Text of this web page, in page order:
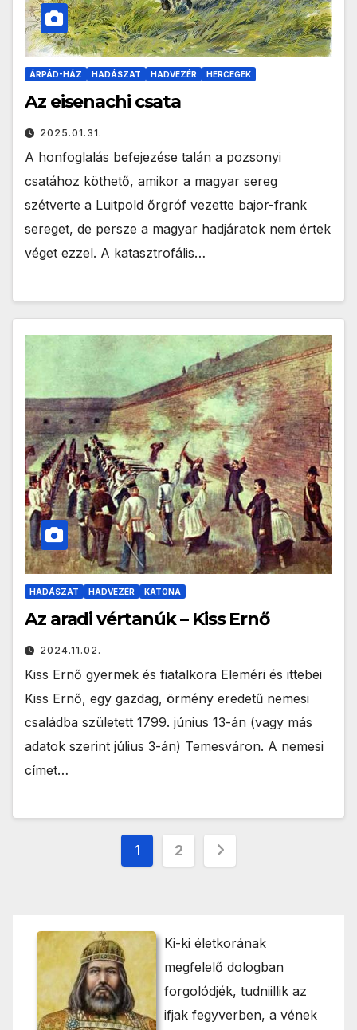
ÁRPÁD-HÁZ HADÁSZAT HADVEZÉR HERCEGEK
Az eisenachi csata
2025.01.31.
A honfoglalás befejezése talán a pozsonyi
csatához köthető, amikor a magyar sereg
szétverte a Luitpold őrgróf vezette bajor-frank
sereget, de persze a magyar hadjáratok nem értek
véget ezzel. A katasztrofális…
HADÁSZAT HADVEZÉR KATONA
Az aradi vértanúk – Kiss Ernő
2024.11.02.
Kiss Ernő gyermek és fiatalkora Eleméri és ittebei
Kiss Ernő, egy gazdag, örmény eredetű nemesi
családba született 1799. június 13-án (vagy más
adatok szerint július 3-án) Temesváron. A nemesi
címet…
Bejegyzések
1 2
Ki-ki életkorának
megfelelő dologban
forgolódjék, tudniillik az
ifjak fegyverben, a vének